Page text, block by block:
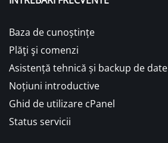
Baza de cunoștințe
Plăţi şi comenzi
Asistență tehnică și backup de date
Noțiuni introductive
Ghid de utilizare cPanel
Status servicii